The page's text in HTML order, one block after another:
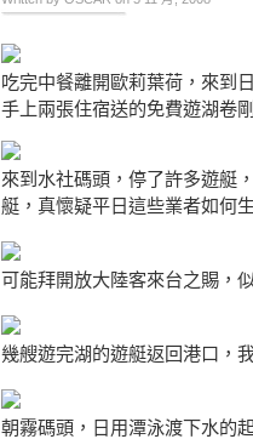
吃完中餐離開歐莉葉荷，來到
手上兩張住宿送的免費遊湖卷
來到水社碼頭，停了許多遊艇
艇，真懷疑平日這些業者如何
可能拜開放大陸客來台之賜，
幾艘遊完湖的遊艇返回港口，
朝霧碼頭，日用潭泳渡下水的